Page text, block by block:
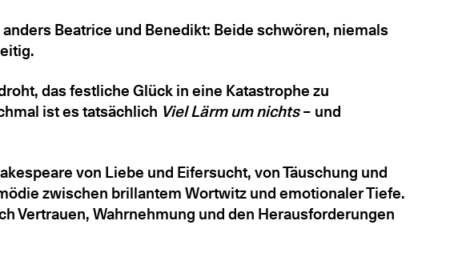
Beatrice und Benedikt: Beide schwören, niemals
das festliche Glück in eine Katastrophe zu
ist es tatsächlich Viel Lärm um nichts– und
von Liebe und Eifersucht, von Täuschung und
zwischen brillantem Wortwitz und emotionaler Tiefe.
Vertrauen, Wahrnehmung und den Herausforderungen